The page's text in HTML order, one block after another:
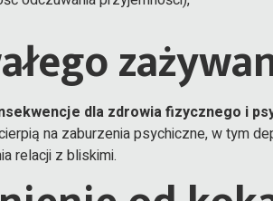
dla zdrowia fizycznego i
na zaburzenia psychiczne, w tym
relacji z bliskimi.